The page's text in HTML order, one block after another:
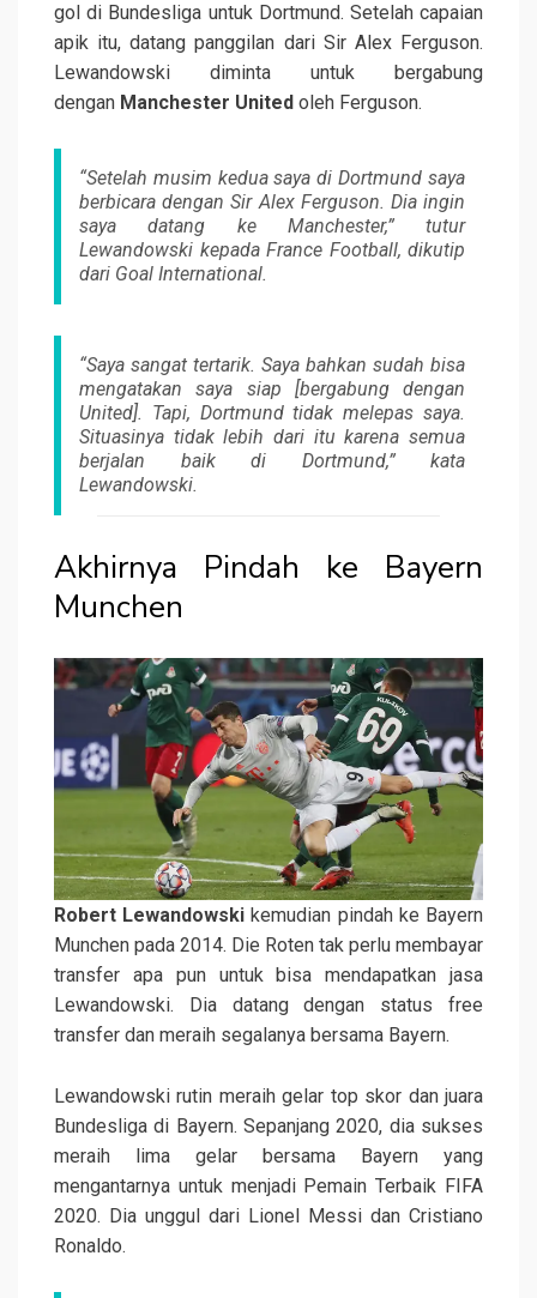
gol di Bundesliga untuk Dortmund. Setelah capaian
apik itu, datang panggilan dari Sir Alex Ferguson.
Lewandowski diminta untuk bergabung
dengan Manchester United oleh Ferguson.
“Setelah musim kedua saya di Dortmund saya
berbicara dengan Sir Alex Ferguson. Dia ingin
saya datang ke Manchester,” tutur
Lewandowski kepada France Football, dikutip
dari Goal International.
“Saya sangat tertarik. Saya bahkan sudah bisa
mengatakan saya siap [bergabung dengan
United]. Tapi, Dortmund tidak melepas saya.
Situasinya tidak lebih dari itu karena semua
berjalan baik di Dortmund,” kata
Lewandowski.
Akhirnya Pindah ke Bayern
Munchen
Robert Lewandowski kemudian pindah ke Bayern
Munchen pada 2014. Die Roten tak perlu membayar
transfer apa pun untuk bisa mendapatkan jasa
Lewandowski. Dia datang dengan status free
transfer dan meraih segalanya bersama Bayern.
Lewandowski rutin meraih gelar top skor dan juara
Bundesliga di Bayern. Sepanjang 2020, dia sukses
meraih lima gelar bersama Bayern yang
mengantarnya untuk menjadi Pemain Terbaik FIFA
2020. Dia unggul dari Lionel Messi dan Cristiano
Ronaldo.